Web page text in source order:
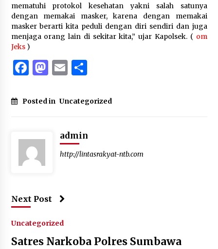
mematuhi protokol kesehatan yakni salah satunya
dengan memakai masker, karena dengan memakai
masker berarti kita peduli dengan diri sendiri dan juga
menjaga orang lain di sekitar kita,” ujar Kapolsek. ( om
Jeks)
Facebook
Mastodon
EmailShare
Posted in Uncategorized
admin
http://lintasrakyat-ntb.com
Next Post
Uncategorized
Satres Narkoba Polres Sumbawa